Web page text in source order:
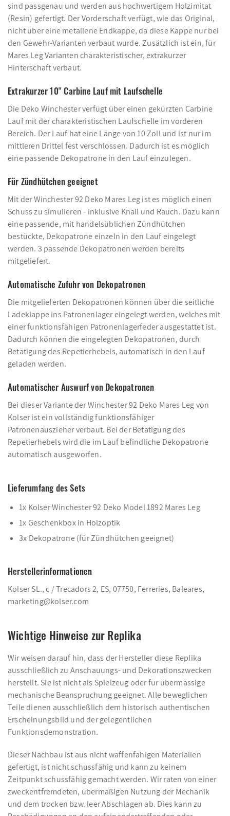
sind passgenau und werden aus hochwertigem Holzimitat
(Resin) gefertigt. Der Vorderschaft verfügt, wie das Original,
nicht über eine metallene Endkappe, da diese Kappe nur bei
den Gewehr-Varianten verbaut wurde. Zusätzlich ist ein, für
Mares Leg Varianten charakteristischer, extrakurzer
Hinterschaft verbaut.
Extrakurzer 10'' Carbine Lauf mit Laufschelle
Die Deko Winchester verfügt über einen gekürzten Carbine
Lauf mit der charakteristischen Laufschelle im vorderen
Bereich. Der Lauf hat eine Länge von 10 Zoll und ist nur im
mittleren Drittel fest verschlossen. Dadurch ist es möglich
eine passende Dekopatrone in den Lauf einzulegen.
Für Zündhütchen geeignet
Mit der Winchester 92 Deko Mares Leg ist es möglich einen
Schuss zu simulieren - inklusive Knall und Rauch. Dazu kann
eine passende, mit handelsüblichen Zündhütchen
bestückte, Dekopatrone einzeln in den Lauf eingelegt
werden. 3 passende Dekopatronen werden bereits
mitgeliefert.
Automatische Zufuhr von Dekopatronen
Die mitgelieferten Dekopatronen können über die seitliche
Ladeklappe ins Patronenlager eingelegt werden, welches mit
einer funktionsfähigen Patronenlagerfeder ausgestattet ist.
Dadurch können die eingelegten Dekopatronen, durch
Betätigung des Repetierhebels, automatisch in den Lauf
geladen werden.
Automatischer Auswurf von Dekopatronen
Bei dieser Variante der Winchester 92 Deko Mares Leg von
Kolser ist ein vollständig funktionsfähiger
Patronenauszieher verbaut. Bei der Betätigung des
Repetierhebels wird die im Lauf befindliche Dekopatrone
automatisch ausgeworfen.
Lieferumfang des Sets
1x Kolser Winchester 92 Deko Model 1892 Mares Leg
1x Geschenkbox in Holzoptik
3x Dekopatrone (für Zündhütchen geeignet)
Herstellerinformationen
Kolser SL., c / Trecadors 2, ES, 07750, Ferreries, Baleares,
marketing@kolser.com
Wichtige Hinweise zur Replika
Wir weisen darauf hin, dass der Hersteller diese Replika
ausschließlich zu Anschauungs- und Dekorationszwecken
herstellt. Sie ist nicht als Spielzeug oder für übermässige
mechanische Beanspruchung geeignet. Alle beweglichen
Teile dienen ausschließlich dem historisch authentischen
Erscheinungsbild und der gelegentlichen
Funktionsdemonstration.
Dieser Nachbau ist aus nicht waffenfähigen Materialien
gefertigt, ist nicht schussfähig und kann zu keinem
Zeitpunkt schussfähig gemacht werden. Wir raten von einer
zweckentfremdeten, übermäßigen Nutzung der Mechanik
und dem trocken bzw. leer Abschlagen ab. Dies kann zu